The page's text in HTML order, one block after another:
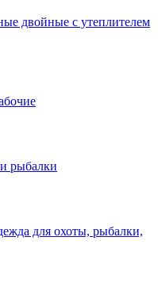
двойные с утеплителем
рыбалки
для охоты, рыбалки,